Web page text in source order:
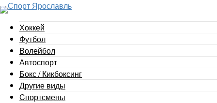
Хоккей
Футбол
Волейбол
Автоспорт
Бокс / Кикбоксинг
Другие виды
Cпортсмены